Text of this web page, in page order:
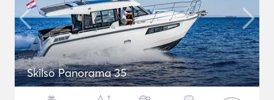
Skilso Panorama 35